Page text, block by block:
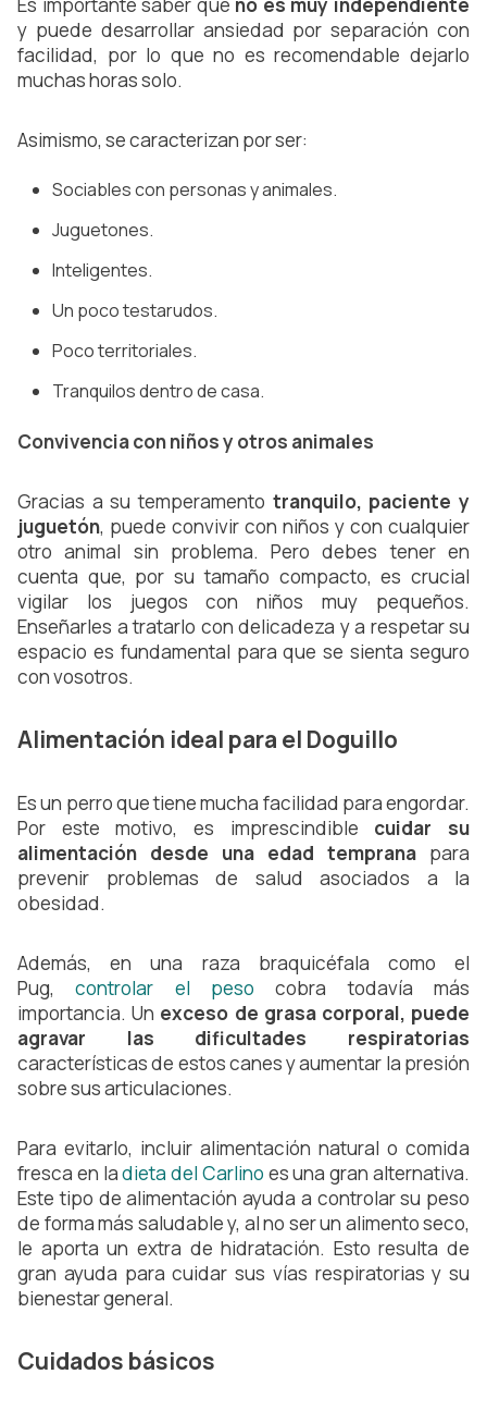
Es importante saber que no es muy independiente
y puede desarrollar ansiedad por separación con
facilidad, por lo que no es recomendable dejarlo
muchas horas solo.
Asimismo, se caracterizan por ser:
Sociables con personas y animales.
Juguetones.
Inteligentes.
Un poco testarudos.
Poco territoriales.
Tranquilos dentro de casa.
Convivencia con niños y otros animales
Gracias a su temperamento tranquilo, paciente y
juguetón, puede convivir con niños y con cualquier
otro animal sin problema. Pero debes tener en
cuenta que, por su tamaño compacto, es crucial
vigilar los juegos con niños muy pequeños.
Enseñarles a tratarlo con delicadeza y a respetar su
espacio es fundamental para que se sienta seguro
con vosotros.
Alimentación ideal para el Doguillo
Es un perro que tiene mucha facilidad para engordar.
Por este motivo, es imprescindible cuidar su
alimentación desde una edad temprana para
prevenir problemas de salud asociados a la
obesidad.
Además, en una raza braquicéfala como el
Pug, controlar el peso cobra todavía más
importancia. Un exceso de grasa corporal, puede
agravar las dificultades respiratorias
características de estos canes y aumentar la presión
sobre sus articulaciones.
Para evitarlo, incluir alimentación natural o comida
fresca en la dieta del Carlino es una gran alternativa.
Este tipo de alimentación ayuda a controlar su peso
de forma más saludable y, al no ser un alimento seco,
le aporta un extra de hidratación. Esto resulta de
gran ayuda para cuidar sus vías respiratorias y su
bienestar general.
Cuidados básicos